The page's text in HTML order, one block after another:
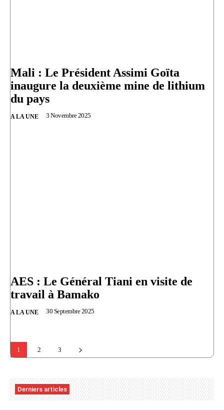
Mali : Le Président Assimi Goïta
inaugure la deuxième mine de lithium
du pays
A LA UNE 3 Novembre 2025
AES : Le Général Tiani en visite de
travail à Bamako
A LA UNE 30 Septembre 2025
1 2 3
Derniers articles